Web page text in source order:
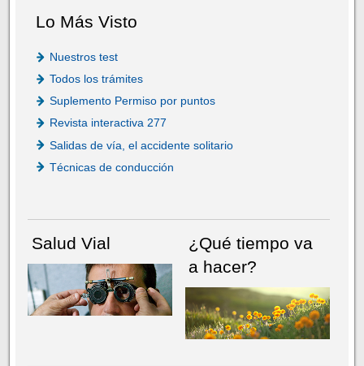
Lo Más Visto
Nuestros test
Todos los trámites
Suplemento Permiso por puntos
Revista interactiva 277
Salidas de vía, el accidente solitario
Técnicas de conducción
Salud Vial
¿Qué tiempo va
a hacer?